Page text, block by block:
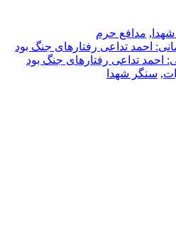
, مدافع حرم
احمد تداعی رفتارهای جنگ بود
, سنگر شهدا